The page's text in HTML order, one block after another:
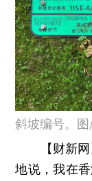
斜坡编号。
【财新
地说，我在